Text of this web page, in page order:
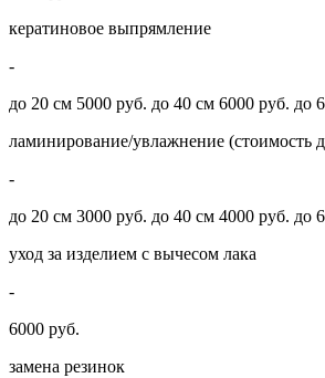
кератиновое выпрямление
-
до 20 см 5000 руб. до 40 см 6000 руб. до
ламинирование/увлажнение (стоимость
-
до 20 см 3000 руб. до 40 см 4000 руб. до
уход за изделием с вычесом лака
-
6000 руб.
замена резинок